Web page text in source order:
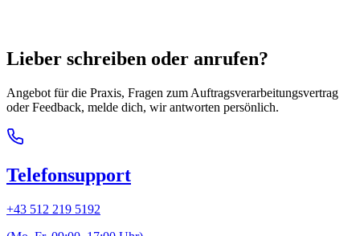
Lieber schreiben oder anrufen?
Angebot für die Praxis, Fragen zum Auftragsverarbeitungsvertrag
oder Feedback, melde dich, wir antworten persönlich.
Telefonsupport
+43 512 219 5192